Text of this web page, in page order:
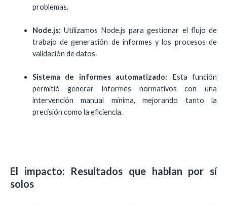
problemas.
Node.js: Utilizamos Node.js para gestionar el flujo de
trabajo de generación de informes y los procesos de
validación de datos.
Sistema de informes automatizado: Esta función
permitió generar informes normativos con una
intervención manual mínima, mejorando tanto la
precisión como la eficiencia.
El impacto: Resultados que hablan por sí
solos